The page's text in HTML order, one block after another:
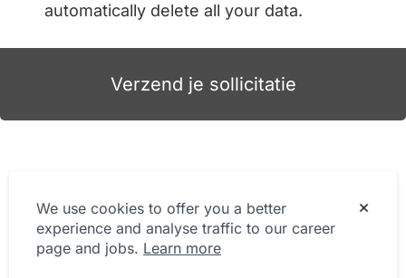
automatically delete all your data.
Verzend je sollicitatie
We use cookies to offer you a better
experience and analyse traffic to our career
page and jobs. Learn more